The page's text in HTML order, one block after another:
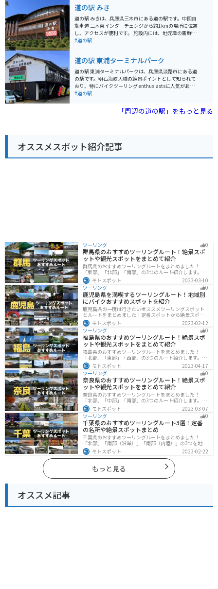
芸能に触れることもできます。 バイクで訪れる場合、道
の駅には広い駐車場が完備されているので安心です。明
石海峡大橋を渡る爽快なツーリングの休憩地点としても
最適です。周辺には、淡路島国営明石海峡公園や淡路夢
舞台など、観光スポットも点在しているので、合わせて
道の駅 みき
道の駅 みきは、兵庫県三木市にある道の駅です。中国自
動車道 三木東インターチェンジから約1kmの場所に位置
し、アクセスが便利です。 施設内には、地元産の新鮮な
野菜や果物を販売する農産物直売所や、地元産の食材を
そろばんなども販売されています。バイクに乗っている
方は、駐車場も広く、休憩場所としてもおすすめです。
周辺には、金剛山や三木城跡などの観光スポットがあり
ます。金剛山は、ハイキングコースが整備されており、
山頂からは明石海峡や淡路島を一望できます。三木城跡
#道の駅
道の駅 東浦ターミナルパーク
道の駅 東浦ターミナルパークは、兵庫県淡路市にある道
の駅です。明石海峡大橋の絶景ポイントとして知られて
おり、特にバイクツーリング enthusiastsに人気があり
ます。 施設内には、地元の特産品を販売するショップや
使った料理を楽しむことができます。また、展望台から
は、明石海峡大橋や大阪湾を一望できる絶景が広がりま
道の駅 東浦ターミナルパークは、淡路島の魅力を満喫で
きるスポットと言えるでしょう。
#道の駅
「周辺の道の駅」をもっと見る
オススメスポット紹介記事
ツーリング 0
群馬県のおすすめツーリングルート！絶景スポ
ットや観光スポットをまとめて紹介
群馬県のおすすめツーリングルートをまとめました！
「東部」「北部」「南部」の3つのルート紹介します。草
津温泉や伊香保温泉など全国でも有名な温泉や豊かな自
然を満喫するツーリングができます。バイクで群馬県に
ツーリングに行く際は参考にしてください。
モトスポット
2023-03-10
ツーリング
0
鹿児島県を満喫するツーリングルート！地域別
にバイクおすすめスポットを紹介
鹿児島県の一度は行きたいオススメツーリングスポット
とルートをまとめました！定番スポットから絶景スポッ
ト、温泉、山、海、グルメなど様々なジャンルで楽しめ
ます。バイクで鹿児島ツーリングに行こうと思っている
人は、参考にしてください。
モトスポット
2023-02-12
ツーリング
0
福島県のおすすめツーリングルート！絶景スポ
ットや観光スポットをまとめて紹介
福島県のおすすめツーリングルートをまとめました！
「北部」「東部」「西部」の3つのルート紹介します。内
陸部には山々が連なり、海岸線は太平洋に面してるので
観光スポットが多数あります。バイクで福島県にツーリ
ングに行く際は参考にしてください。
モトスポット
2023-04-17
ツーリング
0
奈良県のおすすめツーリングルート！絶景スポ
ットや観光スポットをまとめて紹介
奈良県のおすすめツーリングルートをまとめました！
「北部」「中部」「南部」の3つのルート紹介します。歴
史のある神社寺院が多数あり、自然豊かや山々、グルメ
を満喫するツーリングができます。バイクで奈良県にツ
ーリングに行く際は参考にしてください。
モトスポット
2023-03-07
ツーリング
0
千葉県のおすすめツーリングルート3選！定番
の名所や絶景スポットまとめ
千葉県のおすすめツーリングルートをまとめました！
「北部」「南部（沿岸）」「南部（内陸）」の3つを地域
別で紹介します！千葉は首都圏からのアクセスも良く、
海と山どちらも堪能できるのでツーリングには最適な場
所です。
モトスポット 2023-02-22
もっと見る
オススメ記事